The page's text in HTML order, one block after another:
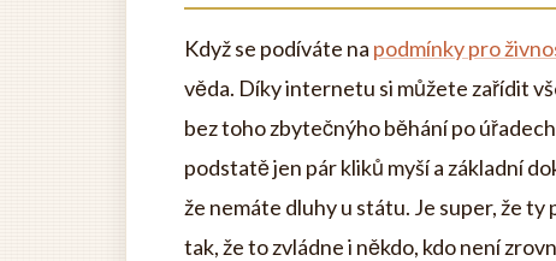
Když se podíváte na podmínky pro
věda. Díky internetu si můžete zařídit
bez toho zbytečnýho běhání po
podstatě jen pár kliků myší a základní
že nemáte dluhy u státu. Je super, že
tak, že to zvládne i někdo, kdo není